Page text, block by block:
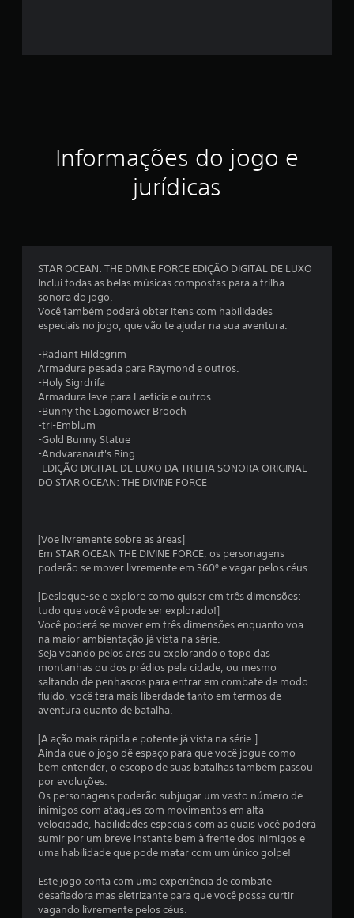
s
e
e
a
e
4
1
8
a
s
s
i
Informações do jogo e
jurídicas
STAR OCEAN: THE DIVINE FORCE EDIÇÃO DIGITAL DE LUXO
Inclui todas as belas músicas compostas para a trilha
sonora do jogo.
Você também poderá obter itens com habilidades
especiais no jogo, que vão te ajudar na sua aventura.
-Radiant Hildegrim
Armadura pesada para Raymond e outros.
-Holy Sigrdrifa
Armadura leve para Laeticia e outros.
-Bunny the Lagomower Brooch
-tri-Emblum
-Gold Bunny Statue
-Andvaranaut's Ring
-EDIÇÃO DIGITAL DE LUXO DA TRILHA SONORA ORIGINAL
DO STAR OCEAN: THE DIVINE FORCE
--------------------------------------------
[Voe livremente sobre as áreas]
Em STAR OCEAN THE DIVINE FORCE, os personagens
poderão se mover livremente em 360º e vagar pelos céus.
[Desloque-se e explore como quiser em três dimensões:
tudo que você vê pode ser explorado!]
Você poderá se mover em três dimensões enquanto voa
na maior ambientação já vista na série.
Seja voando pelos ares ou explorando o topo das
montanhas ou dos prédios pela cidade, ou mesmo
saltando de penhascos para entrar em combate de modo
fluido, você terá mais liberdade tanto em termos de
aventura quanto de batalha.
[A ação mais rápida e potente já vista na série.]
Ainda que o jogo dê espaço para que você jogue como
bem entender, o escopo de suas batalhas também passou
por evoluções.
Os personagens poderão subjugar um vasto número de
inimigos com ataques com movimentos em alta
velocidade, habilidades especiais com as quais você poderá
sumir por um breve instante bem à frente dos inimigos e
uma habilidade que pode matar com um único golpe!
Este jogo conta com uma experiência de combate
desafiadora mas eletrizante para que você possa curtir
vagando livremente pelos céus.